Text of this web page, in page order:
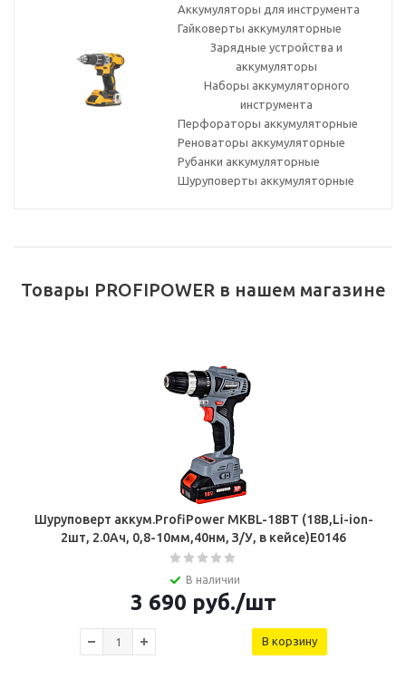
Аккумуляторы для инструмента
Гайковерты аккумуляторные
Зарядные устройства и
аккумуляторы
Наборы аккумуляторного
инструмента
Перфораторы аккумуляторные
Реноваторы аккумуляторные
Рубанки аккумуляторные
Шуруповерты аккумуляторные
Товары PROFIPOWER в нашем магазине
Шуруповерт аккум.ProfiPower MKBL-18BT (18В,Li-ion-
2шт, 2.0Ач, 0,8-10мм,40нм, З/У, в кейсе)E0146
В наличии
3 690 руб./шт
В корзину